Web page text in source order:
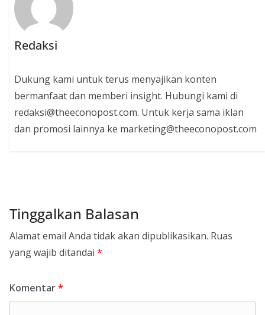
Redaksi
Dukung kami untuk terus menyajikan konten
bermanfaat dan memberi insight. Hubungi kami di
redaksi@theeconopost.com. Untuk kerja sama iklan
dan promosi lainnya ke marketing@theeconopost.com
Tinggalkan Balasan
Alamat email Anda tidak akan dipublikasikan. Ruas
yang wajib ditandai *
Komentar*